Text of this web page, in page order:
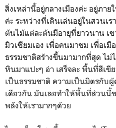
สิ่งเหล่านี้อยู่กลางเมืองค่ะ อยู่ภา
ค่ะ ระหว่างที่เดินเล่นอยู่ในสวนเ
ต้นไม้แต่ละต้นมีอายุที่ยาวนาน เข
มิวเซียมเอง เพื่อคนมาชม เพื่อเ
ธรรมชาติสร้างขึ้นมามากที่สุด ไม่
หินมาแปะๆ อ่า เสร็จละ พื้นที่สีเขี
เป็นธรรมชาติ ความเป็นมิตรกับ
เดียวกัน มันเลยทำให้พื้นที่ส่วนนี้
พลังให้เรามากๆด้วย